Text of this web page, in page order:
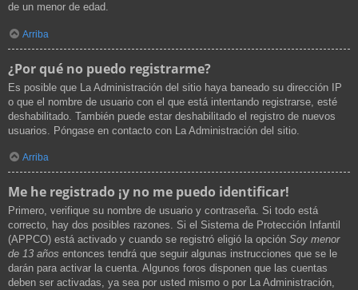
de un menor de edad.
Arriba
¿Por qué no puedo registrarme?
Es posible que La Administración del sitio haya baneado su dirección IP
o que el nombre de usuario con el que está intentando registrarse, esté
deshabilitado. También puede estar deshabilitado el registro de nuevos
usuarios. Póngase en contacto con La Administración del sitio.
Arriba
Me he registrado ¡y no me puedo identificar!
Primero, verifique su nombre de usuario y contraseña. Si todo está
correcto, hay dos posibles razones. Si el Sistema de Protección Infantil
(APPCO) está activado y cuando se registró eligió la opción Soy menor
de 13 años entonces tendrá que seguir algunas instrucciones que se le
darán para activar la cuenta. Algunos foros disponen que las cuentas
deben ser activadas, ya sea por usted mismo o por La Administración,